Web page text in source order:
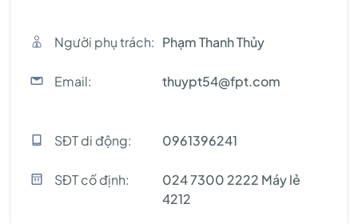
Người phụ trách: Phạm Thanh Thủy
Email: thuypt54@fpt.com
SĐT di động: 0961396241
SĐT cố định:
024 7300 2222 Máy lẻ
4212